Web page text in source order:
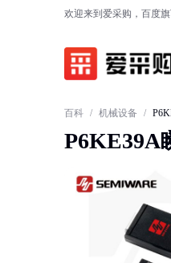
欢迎来到爱采购，百度
百科 / 机械设备 /
P6KE39A